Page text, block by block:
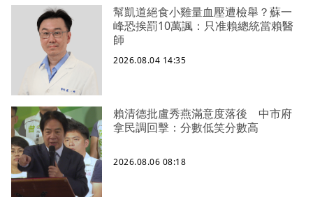
幫凱道絕食小雞量血壓遭檢舉？蘇一
峰恐挨罰10萬諷：只准賴總統當賴醫
師
2026.08.04 14:35
賴清德批盧秀燕滿意度落後 中市府
拿民調回擊：分數低笑分數高
2026.08.06 08:18